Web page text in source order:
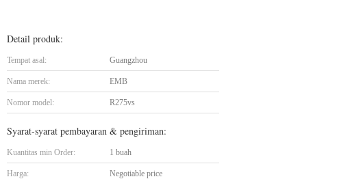
Detail produk:
Tempat asal: Guangzhou
Nama merek: EMB
Nomor model: R275vs
Syarat-syarat pembayaran & pengiriman:
Kuantitas min Order: 1 buah
Harga: Negotiable price